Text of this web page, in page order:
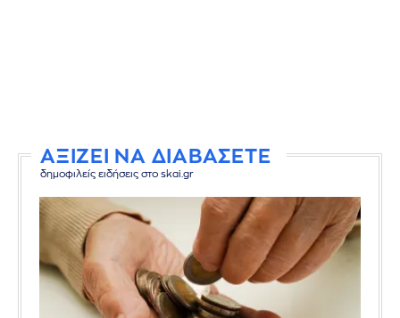
ΑΞΙΖΕΙ ΝΑ ΔΙΑΒΑΣΕΤΕ
δημοφιλείς ειδήσεις στο skai.gr